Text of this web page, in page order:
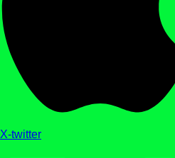
X-twitter